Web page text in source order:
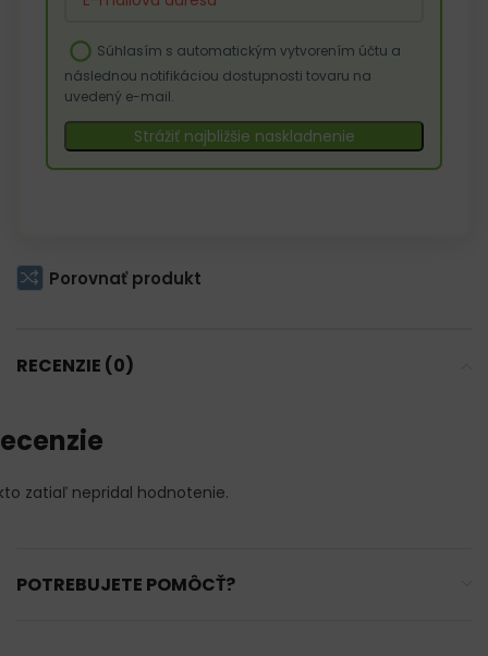
Súhlasím s automatickým vytvorením účtu a
následnou notifikáciou dostupnosti tovaru na
uvedený e-mail.
your
email
address
to
join
waitlist
Strážiť najbližšie naskladnenie
Porovnať produkt
RECENZIE (0)
zatiaľ nepridal hodnotenie.
POTREBUJETE POMÔCŤ?